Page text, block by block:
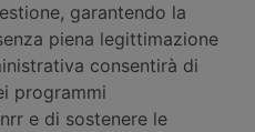
garantendo la
piena legittimazione
consentirà di
programmi
e di sostenere le